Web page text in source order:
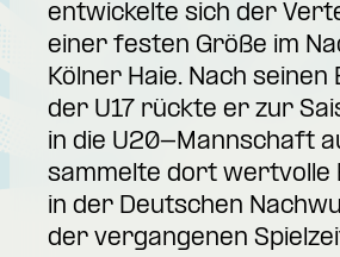
entwickelte sich der
einer festen Größe im
Kölner Haie. Nach seinen
der U17 rückte er zur
in die U20-Mannschaft
sammelte dort wertvolle
in der Deutschen
der vergangenen